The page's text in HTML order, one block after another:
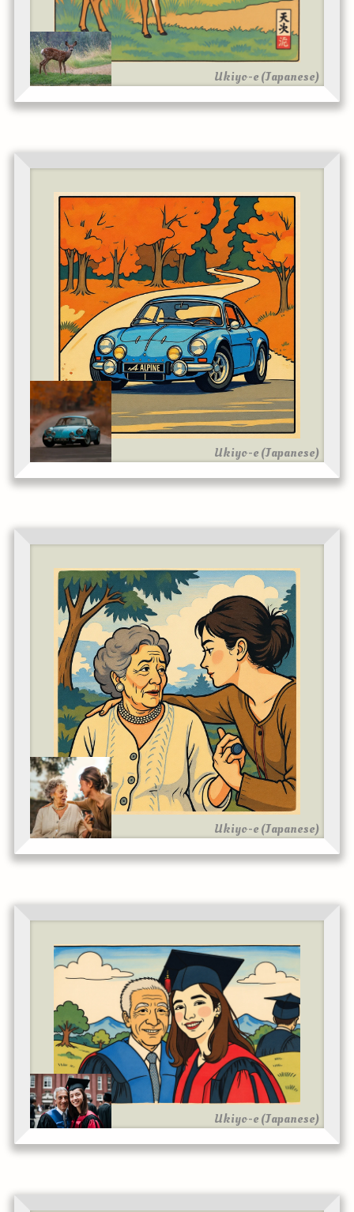
Ukiyo-e (Japanese)
Ukiyo-e (Japanese)
Ukiyo-e (Japanese)
Ukiyo-e (Japanese)